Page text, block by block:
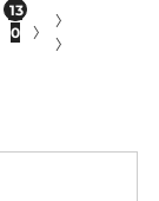
13
0
〉
〉
〉